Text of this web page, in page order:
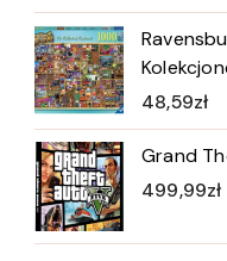
48,59zł
Grand
499,99zł